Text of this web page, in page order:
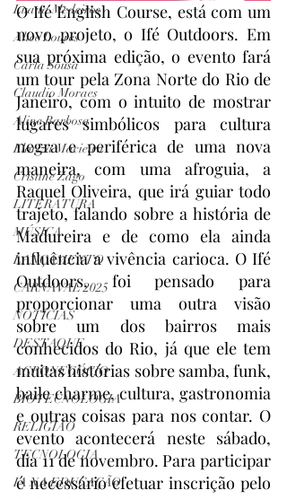
Luana Medeiros
Alice Loures
Carla Sousa
Claudio Moraes
Aline Barbosa
Floriza Macieira
Cristine Zago
LITERATURA
MÚSICA
LANÇAMENTO
CARNAVAL 2025
NOTÍCIAS
DESTAQUE
AGRONEGÓCIO
BIOTECNOLOGIA
RELIGIÃO
TECNOLOGIA
IA NA EDUCAÇÃO
O Ifé English Course, está com um
novo projeto, o Ifé Outdoors. Em
sua próxima edição, o evento fará
um tour pela Zona Norte do Rio de
Janeiro, com o intuito de mostrar
lugares simbólicos para cultura
negra e periférica de uma nova
maneira, com uma afroguia, a
Raquel Oliveira, que irá guiar todo
trajeto, falando sobre a história de
Madureira e de como ela ainda
influência a vivência carioca. O Ifé
Outdoors, foi pensado para
proporcionar uma outra visão
sobre um dos bairros mais
conhecidos do Rio, já que ele tem
muitas histórias sobre samba, funk,
baile charme, cultura, gastronomia
e outras coisas para nos contar. O
evento acontecerá neste sábado,
dia 11 de novembro. Para participar
é necessário efetuar inscrição pelo